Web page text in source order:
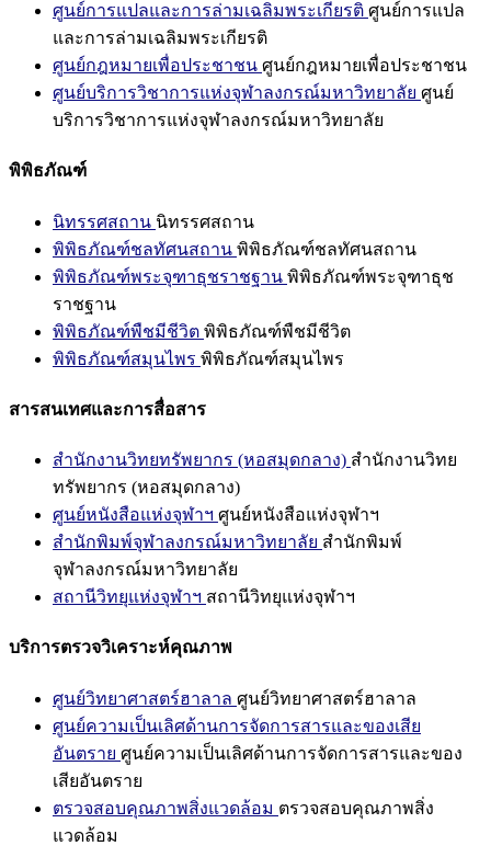
ศูนย์การแปลและการล่ามเฉลิมพระเกียรติ ศูนย์การแปล
และการล่ามเฉลิมพระเกียรติ
ศูนย์กฎหมายเพื่อประชาชน ศูนย์กฎหมายเพื่อประชาชน
ศูนย์บริการวิชาการแห่งจุฬาลงกรณ์มหาวิทยาลัย ศูนย์
บริการวิชาการแห่งจุฬาลงกรณ์มหาวิทยาลัย
พิพิธภัณฑ์
นิทรรศสถาน นิทรรศสถาน
พิพิธภัณฑ์ชลทัศนสถาน พิพิธภัณฑ์ชลทัศนสถาน
พิพิธภัณฑ์พระจุฑาธุชราชฐาน พิพิธภัณฑ์พระจุฑาธุช
ราชฐาน
พิพิธภัณฑ์พืชมีชีวิต พิพิธภัณฑ์พืชมีชีวิต
พิพิธภัณฑ์สมุนไพร พิพิธภัณฑ์สมุนไพร
สารสนเทศและการสื่อสาร
สำนักงานวิทยทรัพยากร (หอสมุดกลาง) สำนักงานวิทย
ทรัพยากร (หอสมุดกลาง)
ศูนย์หนังสือแห่งจุฬาฯ ศูนย์หนังสือแห่งจุฬาฯ
สำนักพิมพ์จุฬาลงกรณ์มหาวิทยาลัย สำนักพิมพ์
จุฬาลงกรณ์มหาวิทยาลัย
สถานีวิทยุแห่งจุฬาฯ สถานีวิทยุแห่งจุฬาฯ
บริการตรวจวิเคราะห์คุณภาพ
ศูนย์วิทยาศาสตร์ฮาลาล ศูนย์วิทยาศาสตร์ฮาลาล
ศูนย์ความเป็นเลิศด้านการจัดการสารและของเสีย
อันตราย ศูนย์ความเป็นเลิศด้านการจัดการสารและของ
เสียอันตราย
ตรวจสอบคุณภาพสิ่งแวดล้อม ตรวจสอบคุณภาพสิ่ง
แวดล้อม